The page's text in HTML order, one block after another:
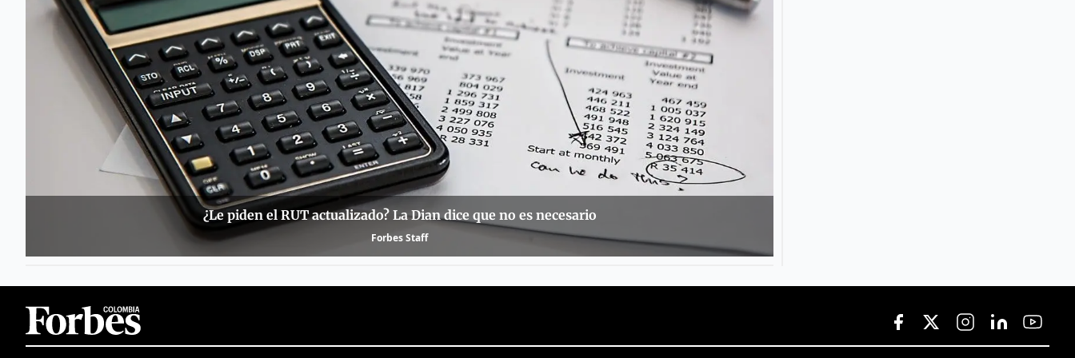
¿Le piden el RUT actualizado? La Dian dice que no es necesario
Forbes Staff